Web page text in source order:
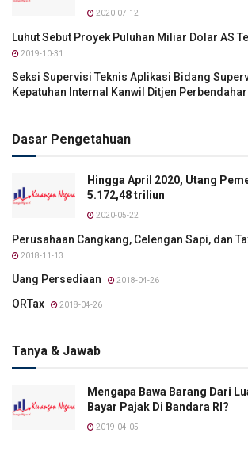
2020-07-12
Luhut Sebut Proyek Puluhan Miliar Dolar AS
2019-10-31
Seksi Supervisi Teknis Aplikasi Bidang
Kepatuhan Internal Kanwil Ditjen
Dasar Pengetahuan
Hingga April 2020, Utang
5.172,48 triliun
2020-05-22
Perusahaan Cangkang, Celengan Sapi, dan
2018-11-13
Uang Persediaan 2018-04-26
ORTax 2018-04-26
Tanya & Jawab
Mengapa Bawa Barang Dari
Bayar Pajak Di Bandara RI?
2019-04-05